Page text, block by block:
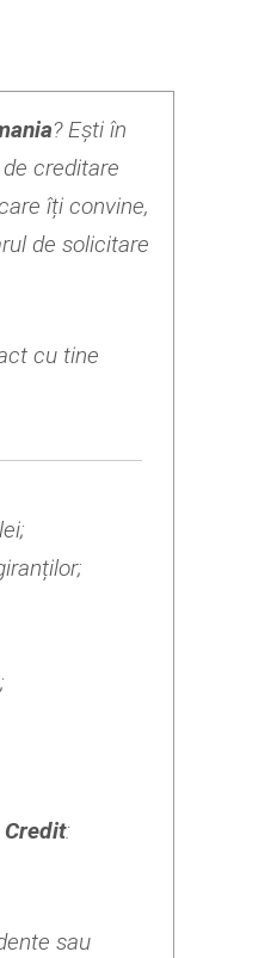
? Ești în
creditare
îți convine,
de solicitare
cu tine
:
sau